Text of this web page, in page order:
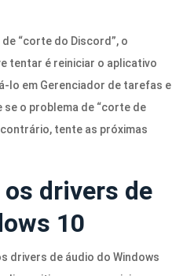
“corte do Discord”, o
tentar é reiniciar o aplicativo
lo em Gerenciador de tarefas e
se o problema de “corte de
tente as próximas
drivers de
10
drivers de áudio do Windows